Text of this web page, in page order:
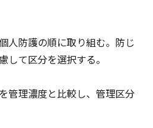
防護の順に取り組む。防じ
して区分を選択する。
管理濃度と比較し、管理区分